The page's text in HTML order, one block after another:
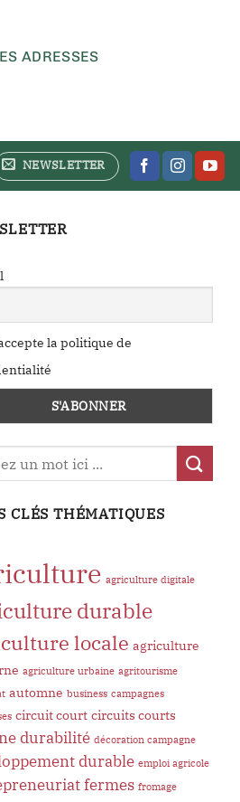
ADRESSES
NEWSLETTER
la politique de
CLÉS THÉMATIQUES
agriculture digitale
durable
locale agriculture
agriculture urbaine agritourisme
automne business campagnes
circuit court circuits courts
durabilité décoration campagne
durable emploi agricole
fermes fromage